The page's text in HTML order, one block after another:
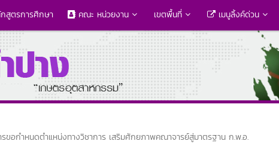
สูตรการศึกษา คณะ หน่วยงาน เขตพื้นที่ เมนูลิ้งค์ด่วน
ขอกำหนดตำแหน่งทางวิชาการ เสริมศักยภาพคณาจารย์สู่มาตรฐาน ก.พ.อ.